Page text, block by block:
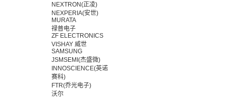
NEXTRON(正凌)
NEXPERIA(安世)
MURATA
禄普电子
ZF ELECTRONICS
VISHAY 威世
SAMSUNG
JSMSEMI(杰盛微)
INNOSCIENCE(英诺
赛科)
FTR(乔光电子)
沃尔